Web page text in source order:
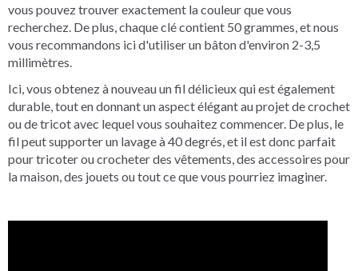
vous pouvez trouver exactement la couleur que vous
recherchez. De plus, chaque clé contient 50 grammes, et nous
vous recommandons ici d'utiliser un bâton d'environ 2-3,5
millimètres.
Ici, vous obtenez à nouveau un fil délicieux qui est également
durable, tout en donnant un aspect élégant au projet de crochet
ou de tricot avec lequel vous souhaitez commencer. De plus, le
fil peut supporter un lavage à 40 degrés, et il est donc parfait
pour tricoter ou crocheter des vêtements, des accessoires pour
la maison, des jouets ou tout ce que vous pourriez imaginer.